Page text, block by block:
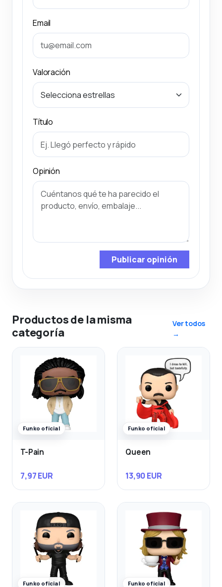
Email
Valoración
Título
Opinión
Publicar opinión
Productos de la misma
categoría
Ver todos
→
Funko oficial
T-Pain
7,97 EUR
Funko oficial
Queen
13,90 EUR
Funko oficial Funko oficial